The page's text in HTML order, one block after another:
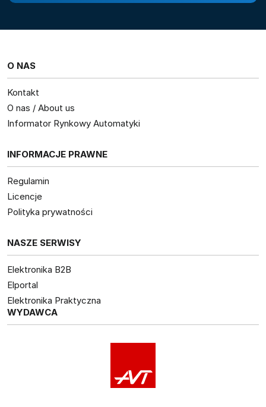
O NAS
Kontakt
O nas / About us
Informator Rynkowy Automatyki
INFORMACJE PRAWNE
Regulamin
Licencje
Polityka prywatności
NASZE SERWISY
Elektronika B2B
Elportal
Elektronika Praktyczna
WYDAWCA